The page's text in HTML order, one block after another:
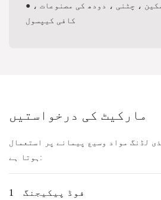
● ایپلی کیشنز: نمکین ، چٹنی ، دودھ کی مصنوعات ،
کافی کیپسول
مارکیٹ کی درخواستیں
لڈنگ مواد وسیع پیمانے پر استعمال
ہوتا ہے:
1 فوڈ پیکیجنگ